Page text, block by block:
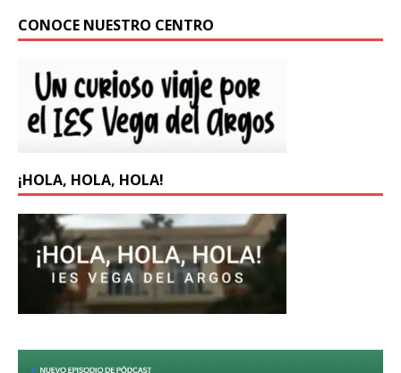
CONOCE NUESTRO CENTRO
¡HOLA, HOLA, HOLA!